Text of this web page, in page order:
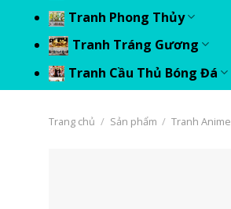
Tranh Phong Thủy
Tranh Tráng Gương
Tranh Cầu Thủ Bóng Đá
Trang chủ / Sản phẩm / Tranh Anime